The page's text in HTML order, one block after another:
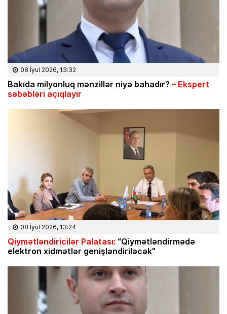
08 İyul 2026, 13:32
Bakıda milyonluq mənzillər niyə bahadır? – Ekspert
səbəbləri açıqlayır
08 İyul 2026, 13:24
Qiymətləndiricilər Palatası: “Qiymətləndirmədə
elektron xidmətlər genişləndiriləcək”